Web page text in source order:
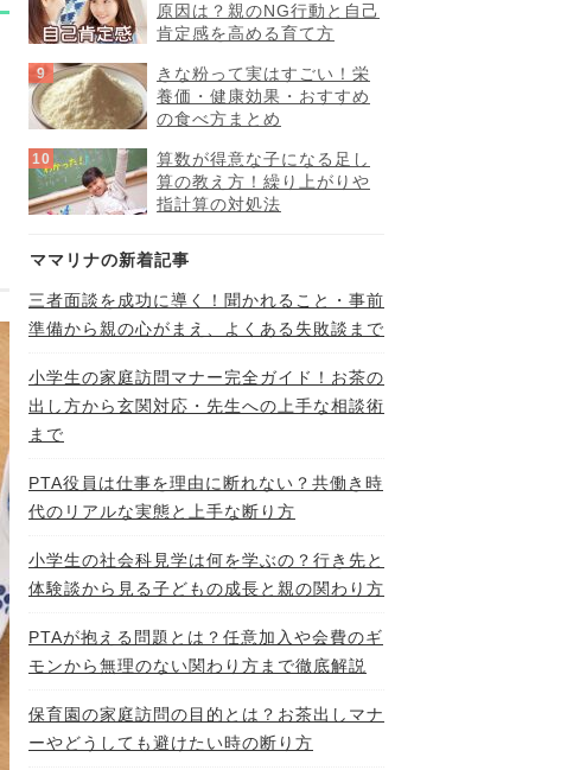
原因は？親のNG行動と自己
肯定感を高める育て方
きな粉って実はすごい！栄
養価・健康効果・おすすめ
の食べ方まとめ
算数が得意な子になる足し
算の教え方！繰り上がりや
指計算の対処法
ママリナの新着記事
三者面談を成功に導く！聞かれること・事前
準備から親の心がまえ、よくある失敗談まで
小学生の家庭訪問マナー完全ガイド！お茶の
出し方から玄関対応・先生への上手な相談術
まで
PTA役員は仕事を理由に断れない？共働き時
代のリアルな実態と上手な断り方
小学生の社会科見学は何を学ぶの？行き先と
体験談から見る子どもの成長と親の関わり方
PTAが抱える問題とは？任意加入や会費のギ
モンから無理のない関わり方まで徹底解説
保育園の家庭訪問の目的とは？お茶出しマナ
ーやどうしても避けたい時の断り方